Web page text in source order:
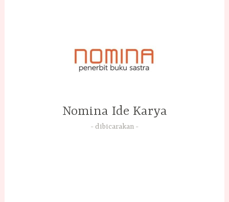
Nomina Ide Karya
dibicarakan